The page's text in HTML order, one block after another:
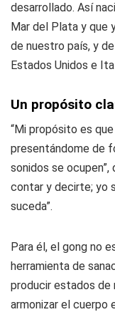
desarrollado. Así
Mar del Plata y que
de nuestro país, y
Estados Unidos e
Un propósito
“Mi propósito es
presentándome de
sonidos se ocupen”,
contar y decirte; yo
suceda”.
Para él, el gong no
herramienta de
producir estados de
armonizar el cuerpo